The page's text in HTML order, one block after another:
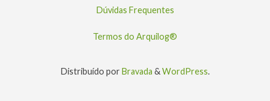
Dúvidas Frequentes
Termos do Arquilog®
Distribuído por Bravada &WordPress.